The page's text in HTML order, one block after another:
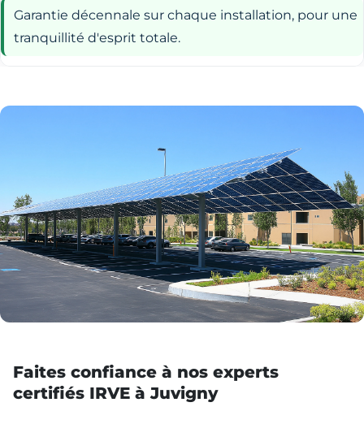
Garantie décennale sur chaque installation, pour une
tranquillité d'esprit totale.
Faites confiance à nos experts
certifiés IRVE à Juvigny